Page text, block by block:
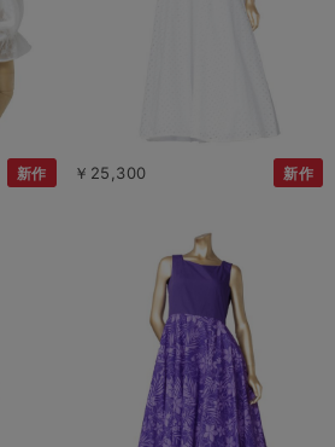
新作 ￥25,300 新作